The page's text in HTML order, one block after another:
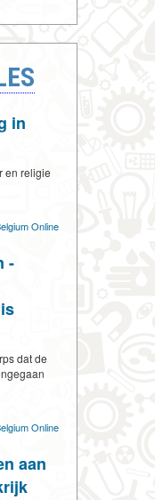
in
en religie
Online
-
dat de
Online
aan